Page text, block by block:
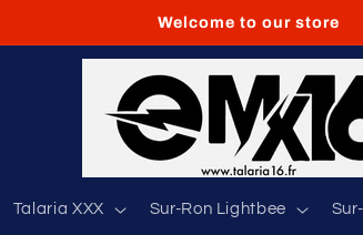
Welcome to our store
Talaria XXX Sur-Ron Lightbee